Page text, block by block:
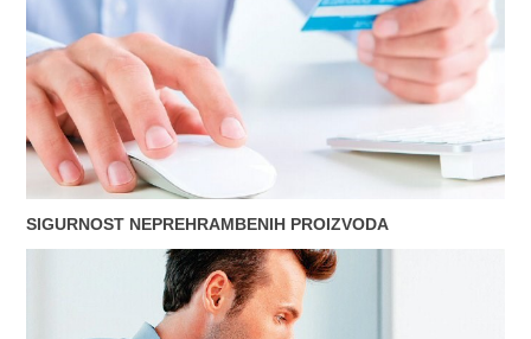
SIGURNOST NEPREHRAMBENIH PROIZVODA